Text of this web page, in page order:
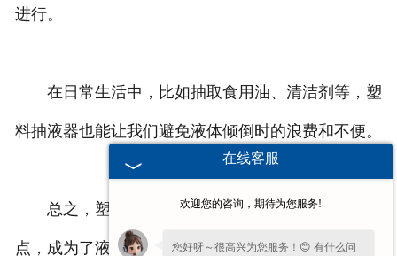
进行。
在日常生活中，比如抽取食用油、清洁剂等，塑
料抽液器也能让我们避免液体倾倒时的浪费和不便。
总之，塑料抽液器以其便捷、实用、耐用等优
点，成为了液体操作中值得信赖的伙伴，为我们的工
在线客服
欢迎您的咨询，期待为您服务!
您好呀～很高兴为您服务！😊 有什么问